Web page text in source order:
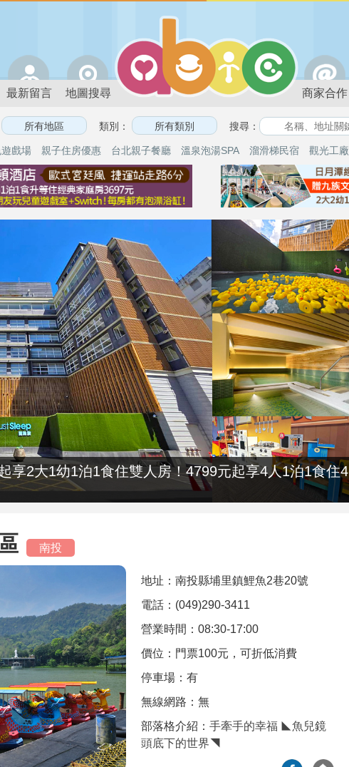
最新留言 地圖搜尋 商家合作
類別： 搜尋：
戲場 親子住房優惠 台北親子餐廳 溫泉泡湯SPA 溜滑梯民宿 觀光工廠
享2大1幼1泊1食住雙人房！4799元起享4人1泊1食住4
南投
地址：南投縣埔里鎮鯉魚2巷20號
電話：(049)290-3411
營業時間：08:30-17:00
價位：門票100元，可折低消費
停車場：有
無線網路：無
部落格介紹：手牽手的幸福 ◣魚兒鏡
頭底下的世界◥